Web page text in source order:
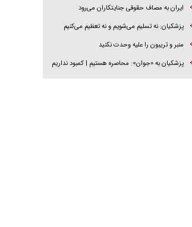
ایران به مصاف حقوقی جنایتکاران می‌رود
پزشکیان: نه تسلیم می‌شویم و نه تعظیم می‌کنیم
منبر و تریبون را علیه وحدت نکنید
پزشکیان به «جوان»: محاصره هستیم | کمبود نداریم